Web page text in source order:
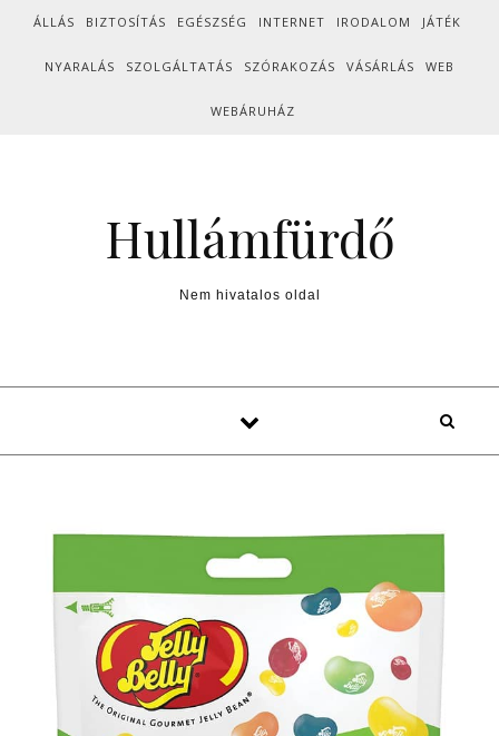
Skip to content
ÁLLÁS BIZTOSÍTÁS EGÉSZSÉG INTERNET IRODALOM JÁTÉK
NYARALÁS SZOLGÁLTATÁS SZÓRAKOZÁS VÁSÁRLÁS WEB
WEBÁRUHÁZ
Hullámfürdő
Nem hivatalos oldal